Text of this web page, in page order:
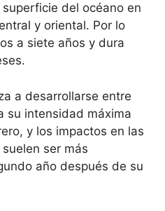
del océano en
y oriental. Por lo
a siete años y dura
a desarrollarse entre
su intensidad máxima
y los impactos en las
ser más
año después de su